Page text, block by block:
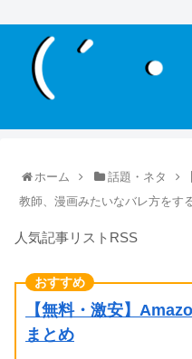
ホーム 話題・ネタ
教師、漫画みたいなバレ方をす
人気記事リストRSS
【無料・激安】
まとめ